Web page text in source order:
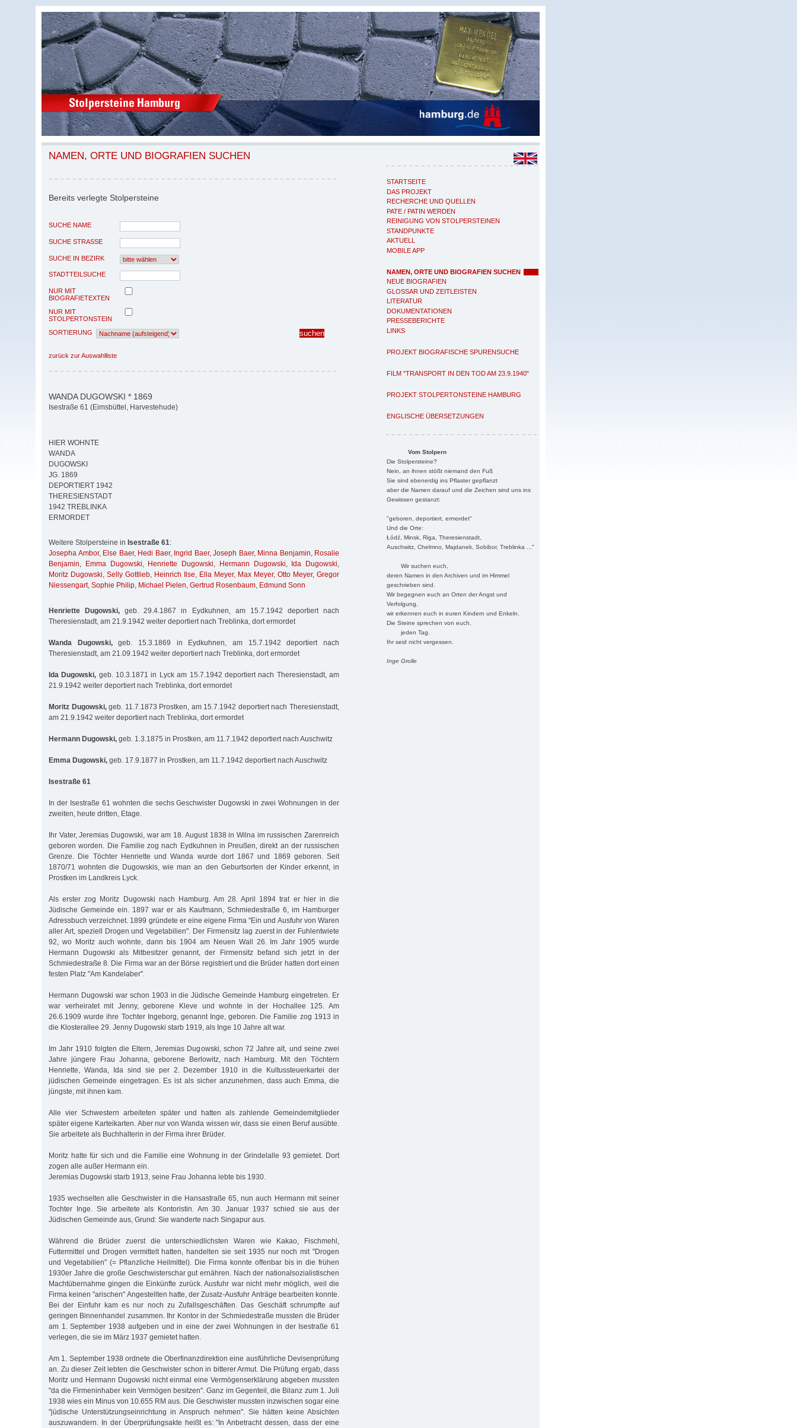
STARTSEITE
DAS PROJEKT
RECHERCHE UND QUELLEN
PATE / PATIN WERDEN
REINIGUNG VON STOLPERSTEINEN
STANDPUNKTE
AKTUELL
MOBILE APP
NAMEN, ORTE UND BIOGRAFIEN SUCHEN
NEUE BIOGRAFIEN
GLOSSAR UND ZEITLEISTEN
LITERATUR
DOKUMENTATIONEN
PRESSEBERICHTE
LINKS
PROJEKT BIOGRAFISCHE SPURENSUCHE
FILM "TRANSPORT IN DEN TOD AM 23.9.1940"
PROJEKT STOLPERTONSTEINE HAMBURG
ENGLISCHE ÜBERSETZUNGEN
Vom Stolpern
Die Stolpersteine?
Nein, an ihnen stößt niemand den Fuß
Sie sind ebenerdig ins Pflaster gepflanzt
aber die Namen darauf und die Zeichen sind uns ins
Gewissen gestanzt:
"geboren, deportiert, ermordet"
Und die Orte:
Łódź, Minsk, Riga, Theresienstadt,
Auschwitz, Chelmno, Majdanek, Sobibor, Treblinka ..."
Wir suchen euch,
deren Namen in den Archiven und im Himmel
geschrieben sind.
Wir begegnen euch an Orten der Angst und
Verfolgung,
wir erkennen euch in euren Kindern und Enkeln.
Die Steine sprechen von euch,
jeden Tag.
Ihr seid nicht vergessen.
Inge Grolle
NAMEN, ORTE UND BIOGRAFIEN SUCHEN
Bereits verlegte Stolpersteine
SUCHE NAME
SUCHE STRASSE
SUCHE IN BEZIRK
STADTTEILSUCHE
NUR MIT
BIOGRAFIETEXTEN
NUR MIT
STOLPERTONSTEIN
SORTIERUNG
zurück zur Auswahlliste
WANDA DUGOWSKI * 1869
Isestraße 61 (Eimsbüttel, Harvestehude)
HIER WOHNTE
WANDA
DUGOWSKI
JG. 1869
DEPORTIERT 1942
THERESIENSTADT
1942 TREBLINKA
ERMORDET
Weitere Stolpersteine in Isestraße 61:
Josepha Ambor, Else Baer, Hedi Baer, Ingrid Baer, Joseph Baer, Minna Benjamin, Rosalie
Benjamin, Emma Dugowski, Henriette Dugowski, Hermann Dugowski, Ida Dugowski,
Moritz Dugowski, Selly Gottlieb, Heinrich Ilse, Ella Meyer, Max Meyer, Otto Meyer, Gregor
Niessengart, Sophie Philip, Michael Pielen, Gertrud Rosenbaum, Edmund Sonn
Henriette Dugowski, geb. 29.4.1867 in Eydkuhnen, am 15.7.1942 deportiert nach
Theresienstadt, am 21.9.1942 weiter deportiert nach Treblinka, dort ermordet
Wanda Dugowski,geb. 15.3.1869 in Eydkuhnen, am 15.7.1942 deportiert nach
Theresienstadt, am 21.09.1942 weiter deportiert nach Treblinka, dort ermordet
Ida Dugowski, geb. 10.3.1871 in Lyck am 15.7.1942 deportiert nach Theresienstadt, am
21.9.1942 weiter deportiert nach Treblinka, dort ermordet
Moritz Dugowski,geb. 11.7.1873 Prostken, am 15.7.1942 deportiert nach Theresienstadt,
am 21.9.1942 weiter deportiert nach Treblinka, dort ermordet
Hermann Dugowski, geb. 1.3.1875 in Prostken, am 11.7.1942 deportiert nach Auschwitz
Emma Dugowski, geb. 17.9.1877 in Prostken, am 11.7.1942 deportiert nach Auschwitz
Isestraße 61
In der Isestraße 61 wohnten die sechs Geschwister Dugowski in zwei Wohnungen in der
zweiten, heute dritten, Etage.
Ihr Vater, Jeremias Dugowski, war am 18. August 1838 in Wilna im russischen Zarenreich
geboren worden. Die Familie zog nach Eydkuhnen in Preußen, direkt an der russischen
Grenze. Die Töchter Henriette und Wanda wurde dort 1867 und 1869 geboren. Seit
1870/71 wohnten die Dugowskis, wie man an den Geburtsorten der Kinder erkennt, in
Prostken im Landkreis Lyck.
Als erster zog Moritz Dugowski nach Hamburg. Am 28. April 1894 trat er hier in die
Jüdische Gemeinde ein. 1897 war er als Kaufmann, Schmiedestraße 6, im Hamburger
Adressbuch verzeichnet. 1899 gründete er eine eigene Firma "Ein und Ausfuhr von Waren
aller Art, speziell Drogen und Vegetabilien". Der Firmensitz lag zuerst in der Fuhlentwiete
92, wo Moritz auch wohnte, dann bis 1904 am Neuen Wall 26. Im Jahr 1905 wurde
Hermann Dugowski als Mitbesitzer genannt, der Firmensitz befand sich jetzt in der
Schmiedestraße 8. Die Firma war an der Börse registriert und die Brüder hatten dort einen
festen Platz "Am Kandelaber".
Hermann Dugowski war schon 1903 in die Jüdische Gemeinde Hamburg eingetreten. Er
war verheiratet mit Jenny, geborene Kleve und wohnte in der Hochallee 125. Am
26.6.1909 wurde ihre Tochter Ingeborg, genannt Inge, geboren. Die Familie zog 1913 in
die Klosterallee 29. Jenny Dugowski starb 1919, als Inge 10 Jahre alt war.
Im Jahr 1910 folgten die Eltern, Jeremias Dugowski, schon 72 Jahre alt, und seine zwei
Jahre jüngere Frau Johanna, geborene Berlowitz, nach Hamburg. Mit den Töchtern
Henriette, Wanda, Ida sind sie per 2. Dezember 1910 in die Kultussteuerkartei der
jüdischen Gemeinde eingetragen. Es ist als sicher anzunehmen, dass auch Emma, die
jüngste, mit ihnen kam.
Alle vier Schwestern arbeiteten später und hatten als zahlende Gemeindemitglieder
später eigene Karteikarten. Aber nur von Wanda wissen wir, dass sie einen Beruf ausübte.
Sie arbeitete als Buchhalterin in der Firma ihrer Brüder.
Moritz hatte für sich und die Familie eine Wohnung in der Grindelalle 93 gemietet. Dort
zogen alle außer Hermann ein.
Jeremias Dugowski starb 1913, seine Frau Johanna lebte bis 1930.
1935 wechselten alle Geschwister in die Hansastraße 65, nun auch Hermann mit seiner
Tochter Inge. Sie arbeitete als Kontoristin. Am 30. Januar 1937 schied sie aus der
Jüdischen Gemeinde aus, Grund: Sie wanderte nach Singapur aus.
Während die Brüder zuerst die unterschiedlichsten Waren wie Kakao, Fischmehl,
Futtermittel und Drogen vermittelt hatten, handelten sie seit 1935 nur noch mit "Drogen
und Vegetabilien" (= Pflanzliche Heilmittel). Die Firma konnte offenbar bis in die frühen
1930er Jahre die große Geschwisterschar gut ernähren. Nach der nationalsozialistischen
Machtübernahme gingen die Einkünfte zurück. Ausfuhr war nicht mehr möglich, weil die
Firma keinen "arischen" Angestellten hatte, der Zusatz-Ausfuhr Anträge bearbeiten konnte.
Bei der Einfuhr kam es nur noch zu Zufallsgeschäften. Das Geschäft schrumpfte auf
geringen Binnenhandel zusammen. Ihr Kontor in der Schmiedestraße mussten die Brüder
am 1. September 1938 aufgeben und in eine der zwei Wohnungen in der Isestraße 61
verlegen, die sie im März 1937 gemietet hatten.
Am 1. September 1938 ordnete die Oberfinanzdirektion eine ausführliche Devisenprüfung
an. Zu dieser Zeit lebten die Geschwister schon in bitterer Armut. Die Prüfung ergab, dass
Moritz und Hermann Dugowski nicht einmal eine Vermögenserklärung abgeben mussten
"da die Firmeninhaber kein Vermögen besitzen". Ganz im Gegenteil, die Bilanz zum 1. Juli
1938 wies ein Minus von 10.655 RM aus. Die Geschwister mussten inzwischen sogar eine
"jüdische Unterstützungseinrichtung in Anspruch nehmen". Sie hätten keine Absichten
auszuwandern. In der Überprüfungsakte heißt es: "In Anbetracht dessen, dass der eine